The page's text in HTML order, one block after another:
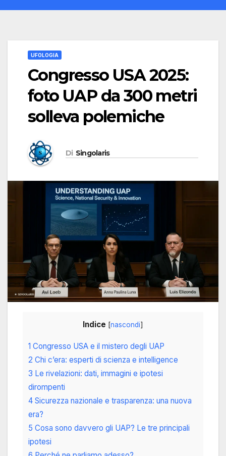
UFOLOGIA
Congresso USA 2025:
foto UAP da 300 metri
solleva polemiche
Di Singolaris
Indice [nascondi]
1 Congresso USA e il mistero degli UAP
2 Chi c’era: esperti di scienza e intelligence
3 Le rivelazioni: dati, immagini e ipotesi
dirompenti
4 Sicurezza nazionale e trasparenza: una nuova
era?
5 Cosa sono davvero gli UAP? Le tre principali
ipotesi